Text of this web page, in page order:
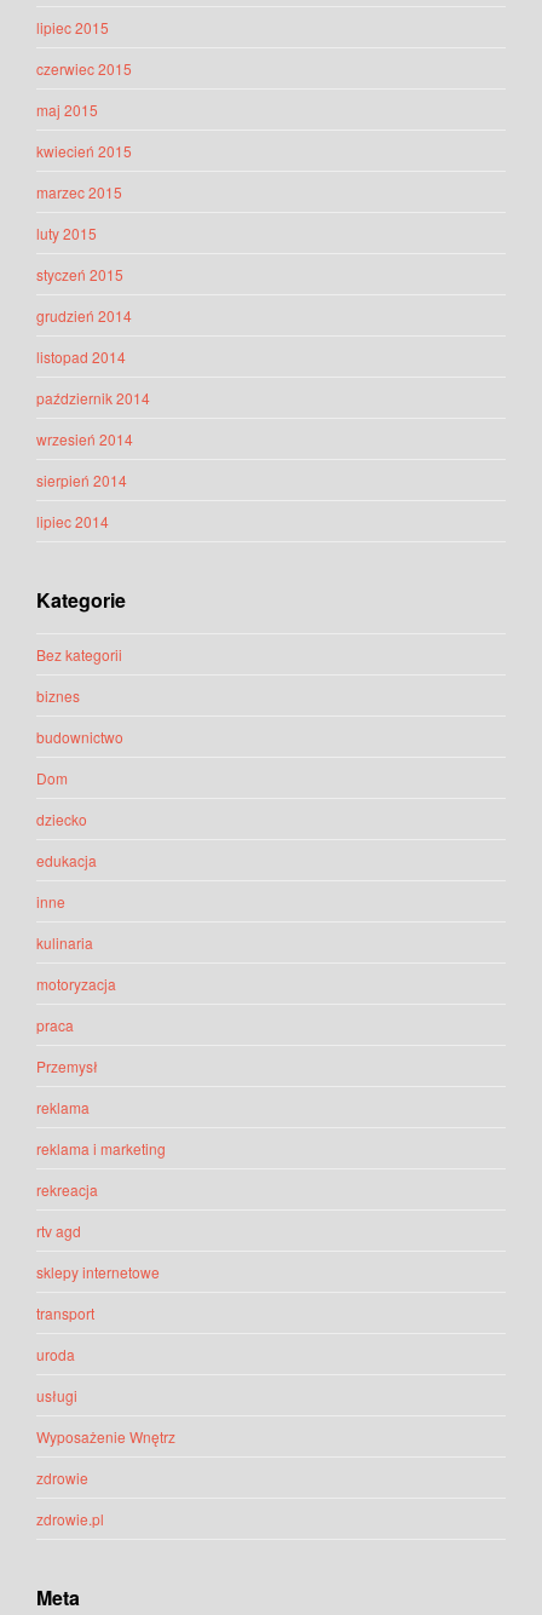
lipiec 2015
czerwiec 2015
maj 2015
kwiecień 2015
marzec 2015
luty 2015
styczeń 2015
grudzień 2014
listopad 2014
październik 2014
wrzesień 2014
sierpień 2014
lipiec 2014
Kategorie
Bez kategorii
biznes
budownictwo
Dom
dziecko
edukacja
inne
kulinaria
motoryzacja
praca
Przemysł
reklama
reklama i marketing
rekreacja
rtv agd
sklepy internetowe
transport
uroda
usługi
Wyposażenie Wnętrz
zdrowie
zdrowie.pl
Meta